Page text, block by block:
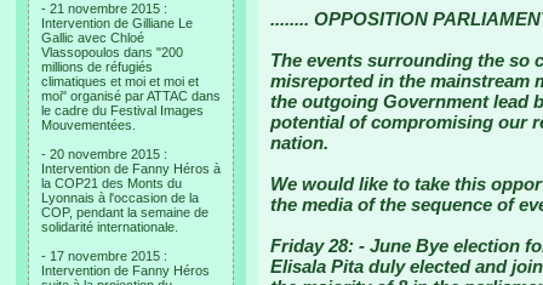
- 21 novembre 2015 :
Intervention de Gilliane Le
Gallic avec Chloé
Vlassopoulos dans "200
millions de réfugiés
climatiques et moi et moi et
moi" organisé par ATTAC dans
le cadre du Festival Images
Mouvementées.
- 20 novembre 2015 :
Intervention de Fanny Héros à
la COP21 des Monts du
Lyonnais à l'occasion de la
COP, pendant la semaine de
solidarité internationale.
- 17 novembre 2015 :
Intervention de Fanny Héros
........ OPPOSITION
The events surrounding the so
misreported in the mainstream
the outgoing Government lead
potential of compromising our
nation.
We would like to take this
the media of the sequence of
Friday 28: - June Bye election
Elisala Pita duly elected and